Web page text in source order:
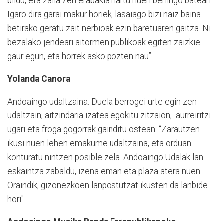
Igaro dira garai makur horiek, lasaiago bizi naiz baina
betirako geratu zait nerbioak ezin baretuaren gaitza. Ni
bezalako jendeari aitormen publikoak egiten zaizkie
gaur egun, eta horrek asko pozten nau”.
Yolanda Canora
Andoaingo udaltzaina. Duela berrogei urte egin zen
udaltzain; aitzindaria izatea egokitu zitzaion, aurreiritzi
ugari eta froga gogorrak gainditu ostean: “Zarautzen
ikusi nuen lehen emakume udaltzaina, eta orduan
konturatu nintzen posible zela. Andoaingo Udalak lan
eskaintza zabaldu, izena eman eta plaza atera nuen.
Oraindik, gizonezkoen lanpostutzat ikusten da lanbide
hori".